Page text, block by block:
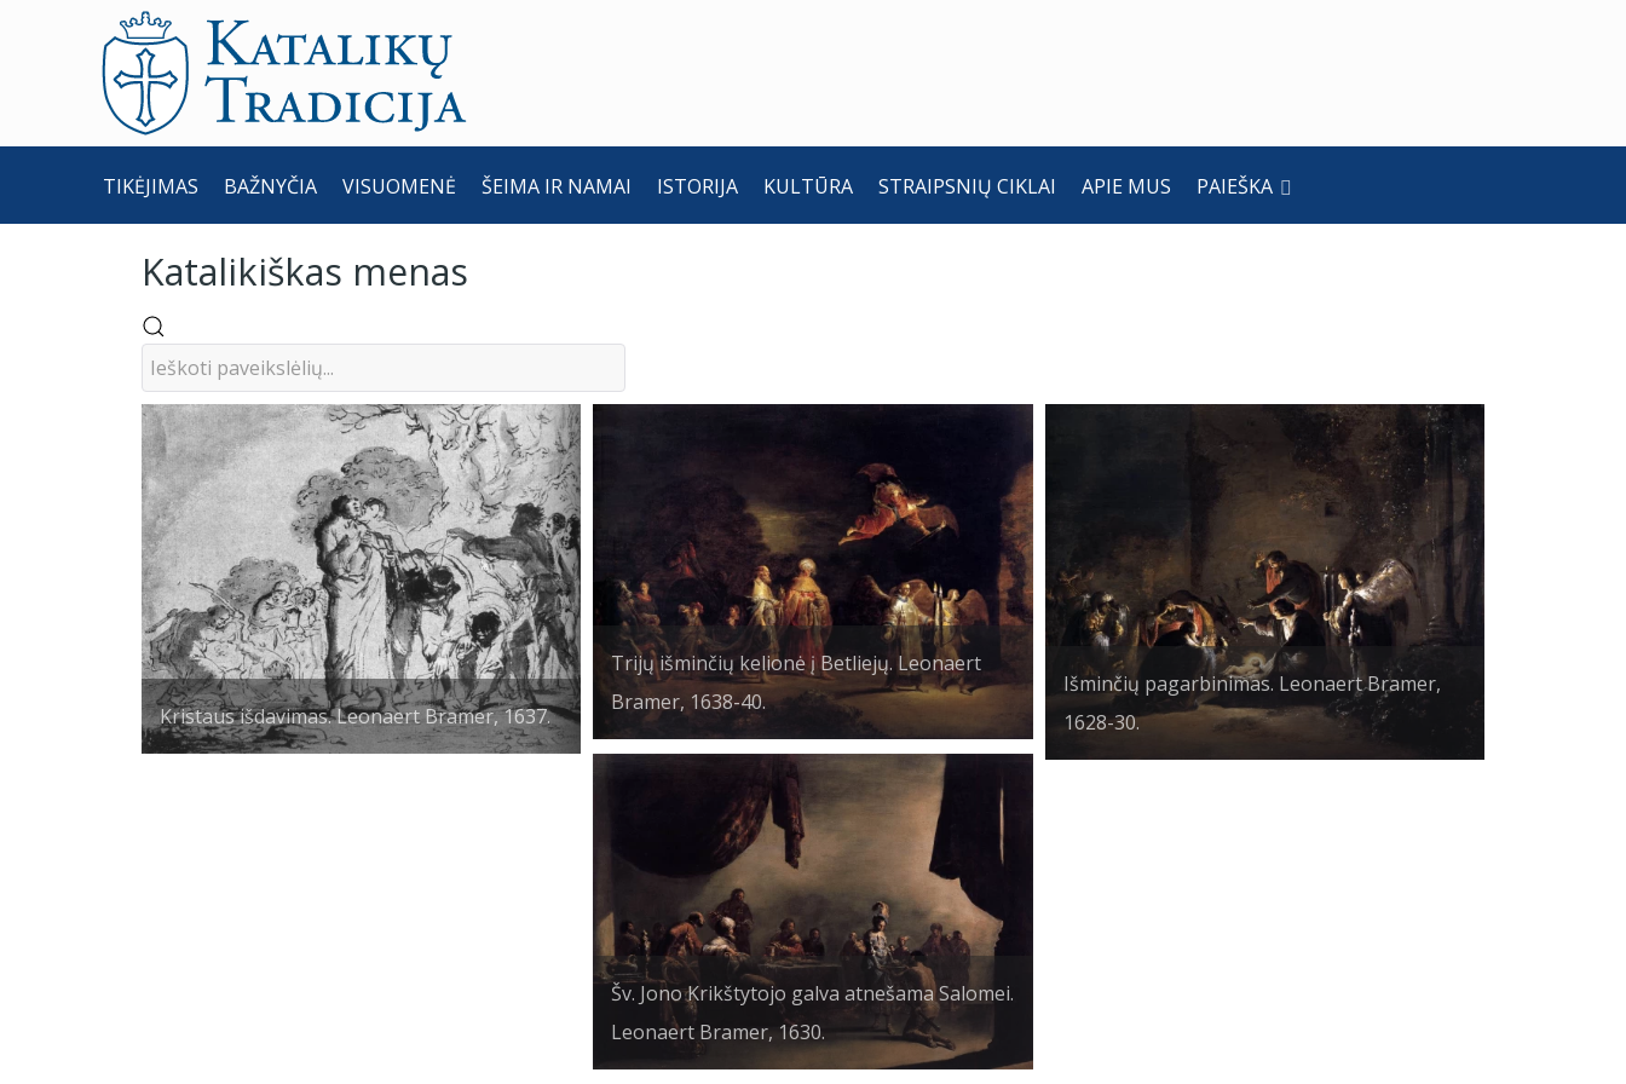
TIKĖJIMAS BAŽNYČIA VISUOMENĖ ŠEIMA IR NAMAI ISTORIJA KULTŪRA STRAIPSNIŲ CIKLAI APIE MUS PAIEŠKA
Katalikiškas menas
Kristaus išdavimas. Leonaert Bramer, 1637.
Trijų išminčių kelionė į Betliejų. Leonaert
Bramer, 1638-40.
Išminčių pagarbinimas. Leonaert Bramer,
1628-30.
Šv. Jono Krikštytojo galva atnešama Salomei.
Leonaert Bramer, 1630.